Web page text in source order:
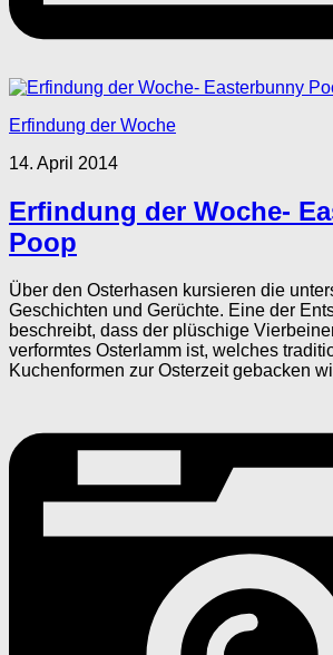
Erfindung der Woche
14. April 2014
Erfindung der Woche-
Poop
Über den Osterhasen kursieren die
Geschichten und Gerüchte. Eine der
beschreibt, dass der plüschige
verformtes Osterlamm ist, welches
Kuchenformen zur Osterzeit gebacken